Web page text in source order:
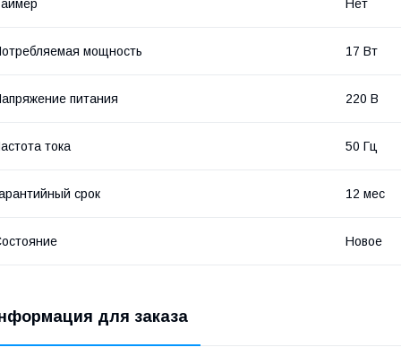
Нет
мощность 17 Вт
питания 220 В
тока 50 Гц
срок 12 мес
Новое
для заказа